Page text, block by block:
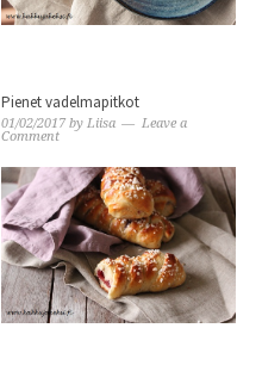
Pienet vadelmapitkot
01/02/2017 byLiisa
Leave a
Comment